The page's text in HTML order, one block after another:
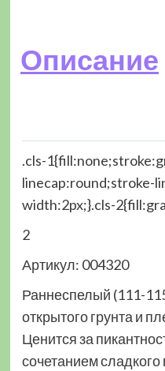
Описание
.cls-
linecap:round;stroke-
width:2px;}.cls-
2
Артикул: 004320
Раннеспелый (111-
открытого грунта и
Ценится за
сочетанием сладкого